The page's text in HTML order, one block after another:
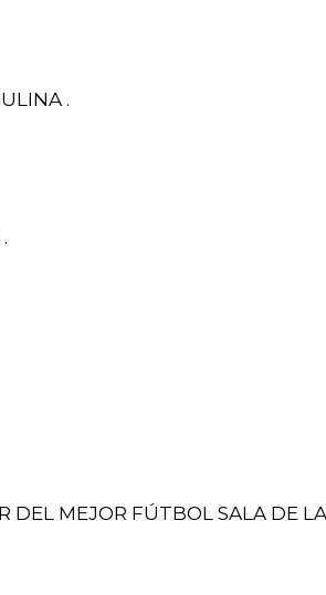
.
MEJOR FÚTBOL SALA DE